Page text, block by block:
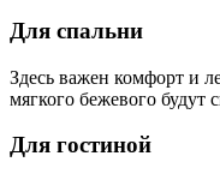
Для спальни
Здесь важен комфорт и
мягкого бежевого будут
Для гостиной